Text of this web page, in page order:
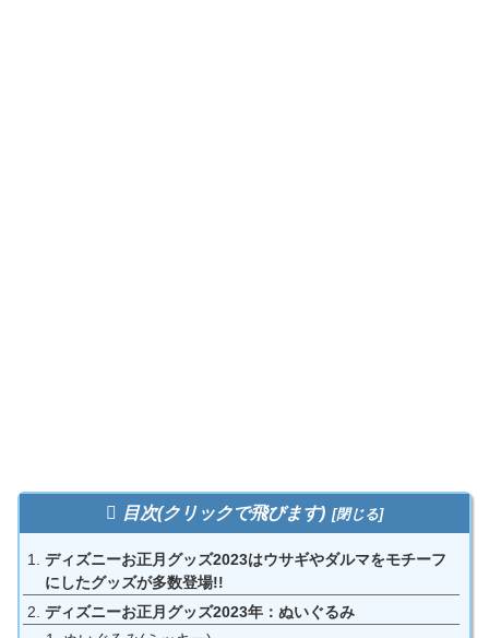
目次(クリックで飛びます)
ディズニーお正月グッズ2023はウサギやダルマをモチーフ
にしたグッズが多数登場!!
ディズニーお正月グッズ2023年：ぬいぐるみ